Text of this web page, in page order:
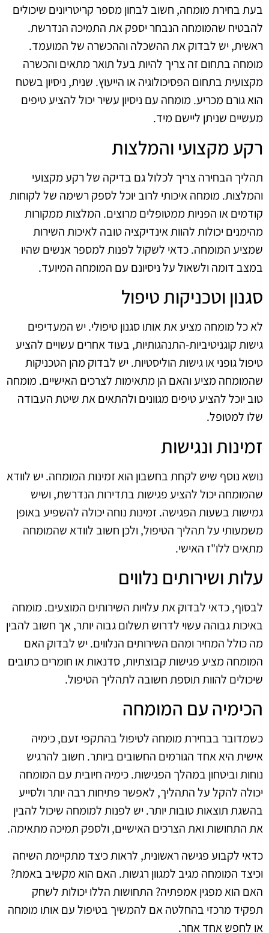
בעת בחירת מומחה, חשוב לבחון מספר קריטריונים שיכולים
להבטיח שהמומחה הנבחר יספק את התמיכה הנדרשת.
ראשית, יש לבדוק את ההשכלה וההכשרה של המועמד.
מומחה בתחום זה צריך להיות בעל תואר מתאים והכשרה
מקצועית בתחום הפסיכולוגיה או הייעוץ. שנית, ניסיון בשטח
הוא גורם מכריע. מומחה עם ניסיון עשיר יכול להציע טיפים
מעשיים שניתן ליישם מיד.
רקע מקצועי והמלצות
תהליך הבחירה צריך לכלול גם בדיקה של רקע מקצועי
והמלצות. מומחה איכותי לרוב יוכל לספק רשימה של לקוחות
קודמים או הפניות ממטופלים מרוצים. המלצות ממקורות
מהימנים יכולות להוות אינדיקציה טובה לאיכות השירות
שמציע המומחה. כדאי לשקול לפנות למספר אנשים שהיו
במצב דומה ולשאול על ניסיונם עם המומחה המיועד.
סגנון וטכניקות טיפול
לא כל מומחה מציע את אותו סגנון טיפולי. יש המעדיפים
גישות קוגניטיביות-התנהגותיות, בעוד אחרים עשויים להציע
טיפול גופני או גישות הוליסטיות. יש לבדוק מהן הטכניקות
שהמומחה מציע והאם הן מתאימות לצרכים האישיים. מומחה
טוב יוכל להציע טיפים מגוונים ולהתאים את שיטת העבודה
שלו למטופל.
זמינות ונגישות
נושא נוסף שיש לקחת בחשבון הוא זמינות המומחה. יש לוודא
שהמומחה יכול להציע פגישות בתדירות הנדרשת, ושיש
גמישות בשעות הפגישה. זמינות נוחה יכולה להשפיע באופן
משמעותי על תהליך הטיפול, ולכן חשוב לוודא שהמומחה
מתאים ללו"ז האישי.
עלות ושירותים נלווים
לבסוף, כדאי לבדוק את עלויות השירותים המוצעים. מומחה
באיכות גבוהה עשוי לדרוש תשלום גבוה יותר, אך חשוב להבין
מה כולל המחיר ומהם השירותים הנלווים. יש לבדוק האם
המומחה מציע פגישות קבוצתיות, סדנאות או חומרים כתובים
שיכולים להוות תוספת חשובה לתהליך הטיפול.
הכימיה עם המומחה
כשמדובר בבחירת מומחה לטיפול בהתקפי זעם, כימיה
אישית היא אחד הגורמים החשובים ביותר. חשוב להרגיש
נוחות וביטחון במהלך הפגישות. כימיה חיובית עם המומחה
יכולה להקל על התהליך, לאפשר פתיחות רבה יותר ולסייע
בהשגת תוצאות טובות יותר. יש לפנות למומחה שיכול להבין
את התחושות ואת הצרכים האישיים, ולספק תמיכה מתאימה.
כדאי לקבוע פגישה ראשונית, לראות כיצד מתקיימת השיחה
וכיצד המומחה מגיב למגוון רגשות. האם הוא מקשיב באמת?
האם הוא מפגין אמפתיה? התחושות הללו יכולות לשחק
תפקיד מרכזי בהחלטה אם להמשיך בטיפול עם אותו מומחה
או לחפש אחד אחר.